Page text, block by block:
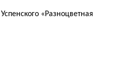
«Разноцветная